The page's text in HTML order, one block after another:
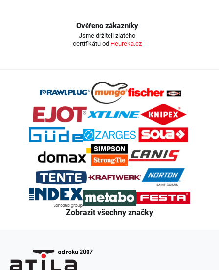
Ověřeno zákazníky
Jsme držiteli zlatého
certifikátu od Heureka.cz
Zobrazit všechny značky